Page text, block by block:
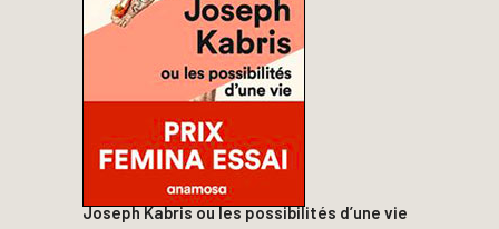
Joseph Kabris ou les possibilités d’une vie